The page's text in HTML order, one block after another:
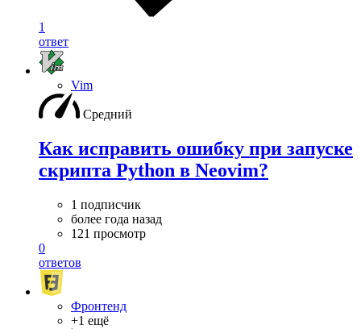
1
ответ
Vim
Средний
Как исправить ошибку при запуске
скрипта Python в Neovim?
1 подписчик
более года назад
121 просмотр
0
ответов
Фронтенд
+1 ещё